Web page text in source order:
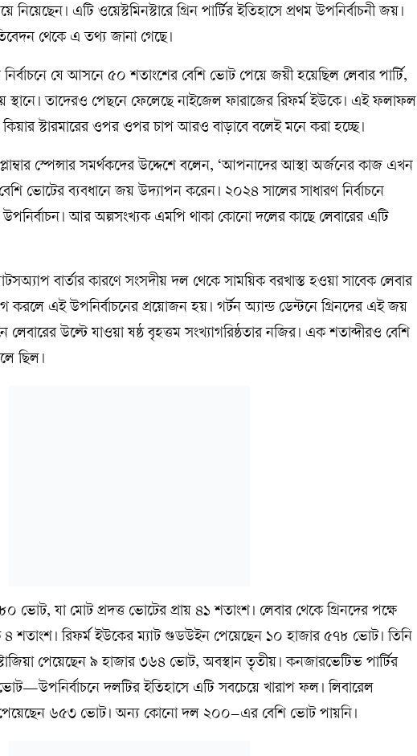
এটি ওয়েস্টমিনস্টারে গ্রিন পার্টির ইতিহাসে প্রথম উপনির্বাচনী জয়।
থেকে এ তথ্য জানা গেছে।
যে আসনে ৫০ শতাংশের বেশি ভোট পেয়ে জয়ী হয়েছিল লেবার পার্টি,
স্থানে। তাদেরও পেছনে ফেলেছে নাইজেল ফারাজের রিফর্ম ইউকে। এই ফলাফল
কিয়ার স্টারমারের ওপর ওপর চাপ আরও বাড়াবে বলেই মনে করা হচ্ছে।
স্পেন্সার সমর্থকদের উদ্দেশে বলেন, ‘আপনাদের আস্থা অর্জনের কাজ এখন
ভোটের ব্যবধানে জয় উদ্যাপন করেন। ২০২৪ সালের সাধারণ নির্বাচনে
উপনির্বাচন। আর অল্পসংখ্যক এমপি থাকা কোনো দলের কাছে লেবারের এটি
বার্তার কারণে সংসদীয় দল থেকে সাময়িক বরখাস্ত হওয়া সাবেক লেবার
করলে এই উপনির্বাচনের প্রয়োজন হয়। গর্টন অ্যান্ড ডেন্টনে গ্রিনদের এই জয়
লেবারের উল্টে যাওয়া ষষ্ঠ বৃহত্তম সংখ্যাগরিষ্ঠতার নজির। এক শতাব্দীরও বেশি
ছিল।
ভোট, যা মোট প্রদত্ত ভোটের প্রায় ৪১ শতাংশ। লেবার থেকে গ্রিনদের পক্ষে
শতাংশ। রিফর্ম ইউকের ম্যাট গুডউইন পেয়েছেন ১০ হাজার ৫৭৮ ভোট। তিনি
স্টোজিয়া পেয়েছেন ৯ হাজার ৩৬৪ ভোট, অবস্থান তৃতীয়। কনজারভেটিভ পার্টির
দলটির ইতিহাসে এটি সবচেয়ে খারাপ ফল। লিবারেল
পেয়েছেন ৬৫৩ ভোট। অন্য কোনো দল ২০০–এর বেশি ভোট পায়নি।